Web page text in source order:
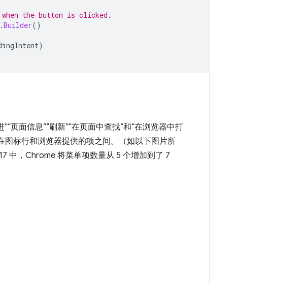
the button is clicked.
.Builder()
)
页面信息”“刷新”“在页面中查找”和“在浏览器中打
图标行和浏览器提供的项之间。（如以下图片所
中，Chrome 将菜单项数量从 5 个增加到了 7